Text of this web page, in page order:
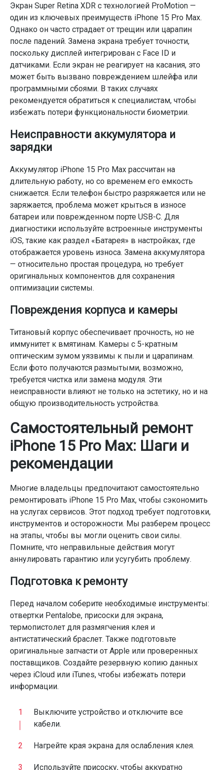
Экран Super Retina XDR с технологией ProMotion —
один из ключевых преимуществ iPhone 15 Pro Max.
Однако он часто страдает от трещин или царапин
после падений. Замена экрана требует точности,
поскольку дисплей интегрирован с Face ID и
датчиками. Если экран не реагирует на касания, это
может быть вызвано повреждением шлейфа или
программными сбоями. В таких случаях
рекомендуется обратиться к специалистам, чтобы
избежать потери функциональности биометрии.
Неисправности аккумулятора и
зарядки
Аккумулятор iPhone 15 Pro Max рассчитан на
длительную работу, но со временем его емкость
снижается. Если телефон быстро разряжается или не
заряжается, проблема может крыться в износе
батареи или поврежденном порте USB-C. Для
диагностики используйте встроенные инструменты
iOS, такие как раздел «Батарея» в настройках, где
отображается уровень износа. Замена аккумулятора
— относительно простая процедура, но требует
оригинальных компонентов для сохранения
оптимизации системы.
Повреждения корпуса и камеры
Титановый корпус обеспечивает прочность, но не
иммунитет к вмятинам. Камеры с 5-кратным
оптическим зумом уязвимы к пыли и царапинам.
Если фото получаются размытыми, возможно,
требуется чистка или замена модуля. Эти
неисправности влияют не только на эстетику, но и на
общую производительность устройства.
Самостоятельный ремонт
iPhone 15 Pro Max: Шаги и
рекомендации
Многие владельцы предпочитают самостоятельно
ремонтировать iPhone 15 Pro Max, чтобы сэкономить
на услугах сервисов. Этот подход требует подготовки,
инструментов и осторожности. Мы разберем процесс
на этапы, чтобы вы могли оценить свои силы.
Помните, что неправильные действия могут
аннулировать гарантию или усугубить проблему.
Подготовка к ремонту
Перед началом соберите необходимые инструменты:
отвертки Pentalobe, присоски для экрана,
термопистолет для размягчения клея и
антистатический браслет. Также подготовьте
оригинальные запчасти от Apple или проверенных
поставщиков. Создайте резервную копию данных
через iCloud или iTunes, чтобы избежать потери
информации.
Выключите устройство и отключите все
кабели.
Нагрейте края экрана для ослабления клея.
Используйте присоску, чтобы аккуратно